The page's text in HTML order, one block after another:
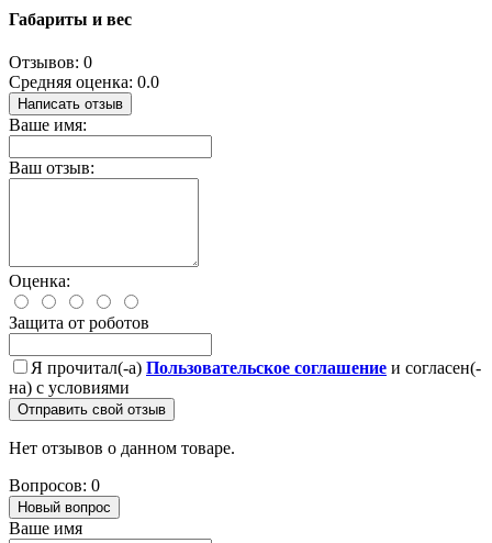
Габариты и вес
Отзывов: 0
Средняя оценка: 0.0
Написать отзыв
Ваше имя:
Ваш отзыв:
Оценка:
Защита от роботов
Я прочитал(-а) Пользовательское соглашение и согласен(-
на) с условиями
Отправить свой отзыв
Нет отзывов о данном товаре.
Вопросов: 0
Новый вопрос
Ваше имя